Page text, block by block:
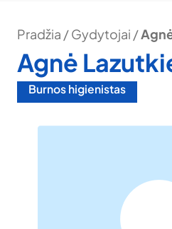
Pradžia /Gydytojai /
Agnė
Burnos higienistas